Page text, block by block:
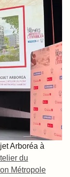
Arboréa à
du
Métropole